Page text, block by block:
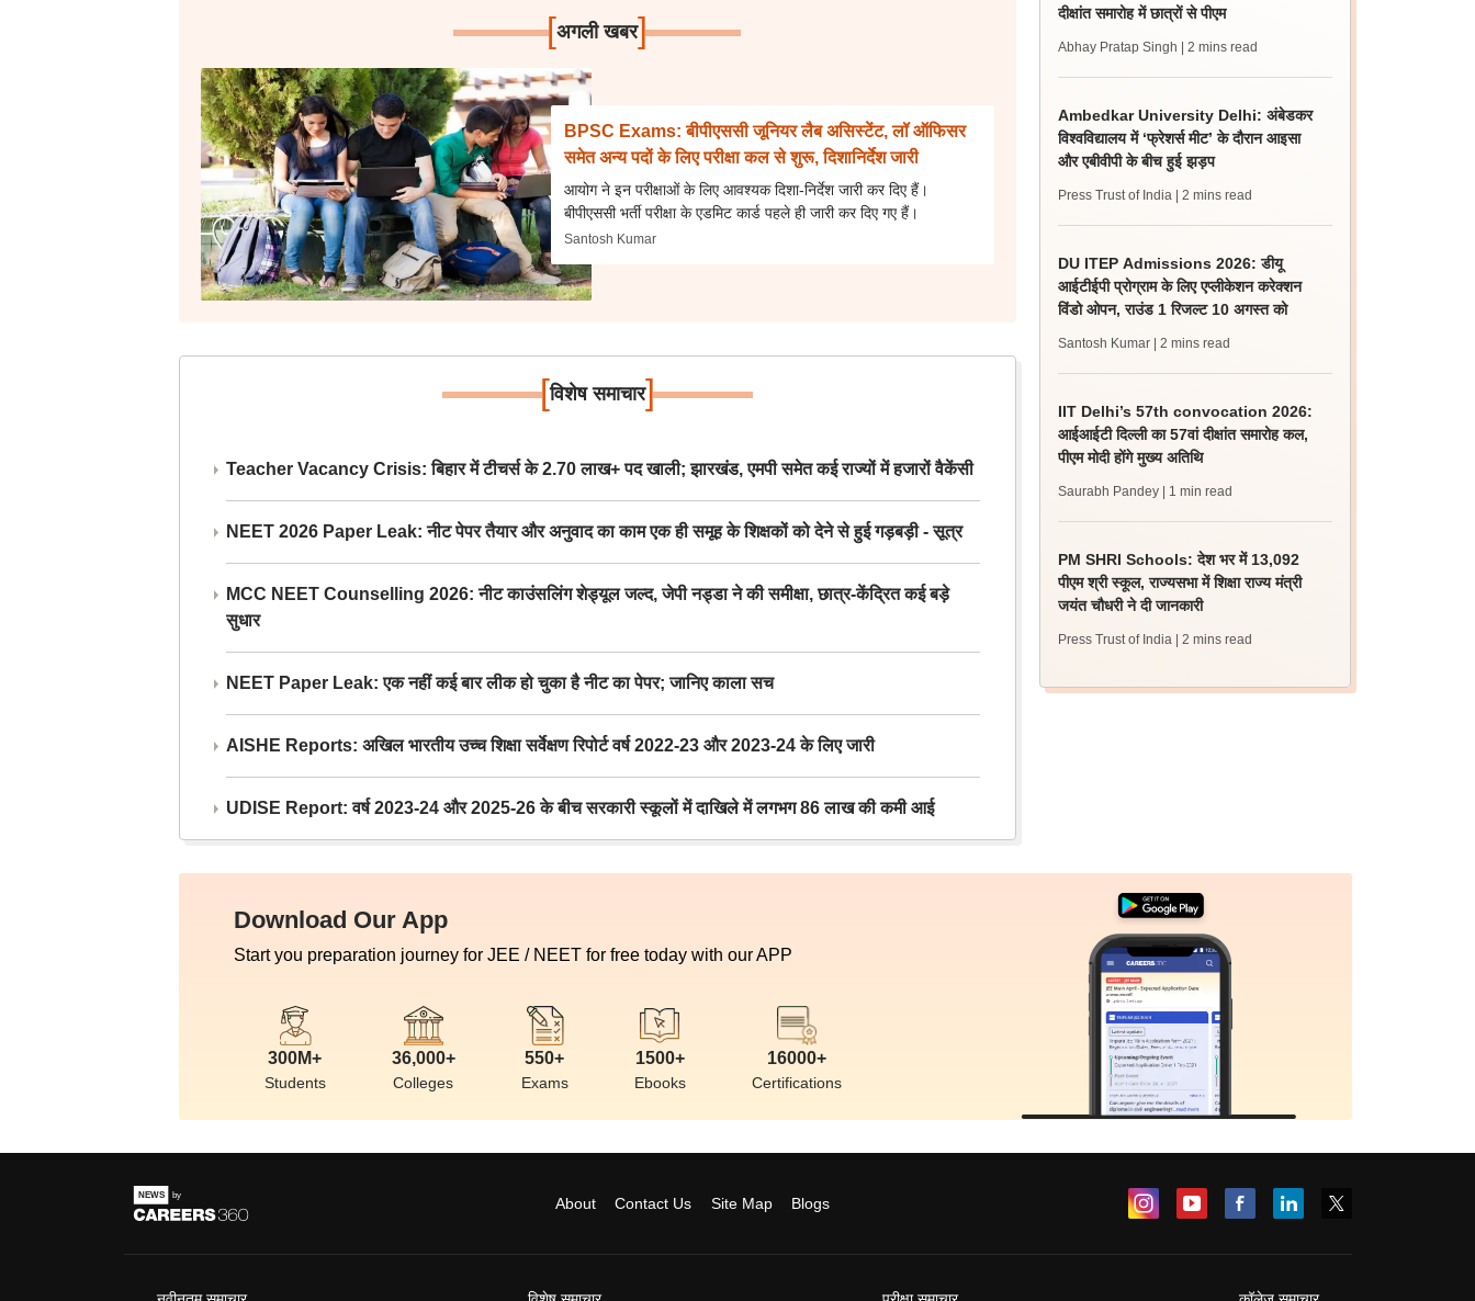
[अगली खबर]
BPSC Exams: बीपीएससी जूनियर लैब असिस्टेंट, लॉ ऑफिसर
समेत अन्य पदों के लिए परीक्षा कल से शुरू, दिशानिर्देश जारी
आयोग ने इन परीक्षाओं के लिए आवश्यक दिशा-निर्देश जारी कर दिए हैं।
बीपीएससी भर्ती परीक्षा के एडमिट कार्ड पहले ही जारी कर दिए गए हैं।
Santosh Kumar
[विशेष समाचार]
Teacher Vacancy Crisis: बिहार में टीचर्स के 2.70 लाख+ पद खाली; झारखंड, एमपी समेत कई राज्यों में हजारों वैकेंसी
NEET 2026 Paper Leak: नीट पेपर तैयार और अनुवाद का काम एक ही समूह के शिक्षकों को देने से हुई गड़बड़ी - सूत्र
MCC NEET Counselling 2026: नीट काउंसलिंग शेड्यूल जल्द, जेपी नड्डा ने की समीक्षा, छात्र-केंद्रित कई बड़े
सुधार
NEET Paper Leak: एक नहीं कई बार लीक हो चुका है नीट का पेपर; जानिए काला सच
AISHE Reports: अखिल भारतीय उच्च शिक्षा सर्वेक्षण रिपोर्ट वर्ष 2022-23 और 2023-24 के लिए जारी
UDISE Report: वर्ष 2023-24 और 2025-26 के बीच सरकारी स्कूलों में दाखिले में लगभग 86 लाख की कमी आई
दीक्षांत समारोह में छात्रों से पीएम
Abhay Pratap Singh | 2 mins read
Ambedkar University Delhi: अंबेडकर
विश्वविद्यालय में ‘फ्रेशर्स मीट’ के दौरान आइसा
और एबीवीपी के बीच हुई झड़प
Press Trust of India | 2 mins read
DU ITEP Admissions 2026: डीयू
आईटीईपी प्रोग्राम के लिए एप्लीकेशन करेक्शन
विंडो ओपन, राउंड 1 रिजल्ट 10 अगस्त को
Santosh Kumar | 2 mins read
IIT Delhi’s 57th convocation 2026:
आईआईटी दिल्ली का 57वां दीक्षांत समारोह कल,
पीएम मोदी होंगे मुख्य अतिथि
Saurabh Pandey | 1 min read
PM SHRI Schools: देश भर में 13,092
पीएम श्री स्कूल, राज्यसभा में शिक्षा राज्य मंत्री
जयंत चौधरी ने दी जानकारी
Press Trust of India | 2 mins read
Download Our App
Start you preparation journey for JEE / NEET for free today with our APP
300M+
Students
36,000+
Colleges
550+
Exams
1500+
Ebooks
16000+
Certifications
About Contact Us Site Map Blogs